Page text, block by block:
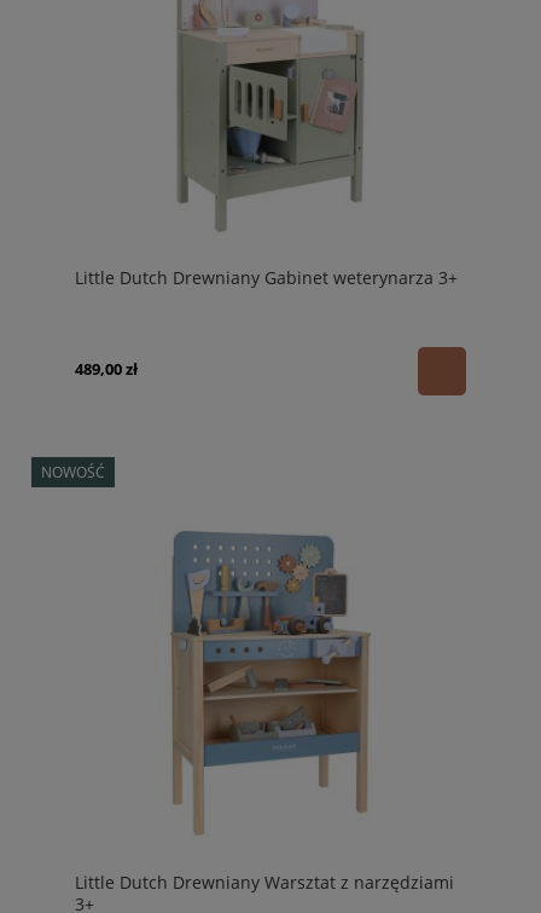
Little Dutch Drewniany Gabinet weterynarza 3+
489,00 zł
Little Dutch Drewniany Warsztat z narzędziami
3+
NOWOŚĆ